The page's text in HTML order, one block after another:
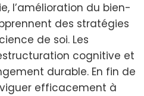
l’amélioration du bien-
des stratégies
de soi. Les
cognitive et
durable. En fin de
efficacement à